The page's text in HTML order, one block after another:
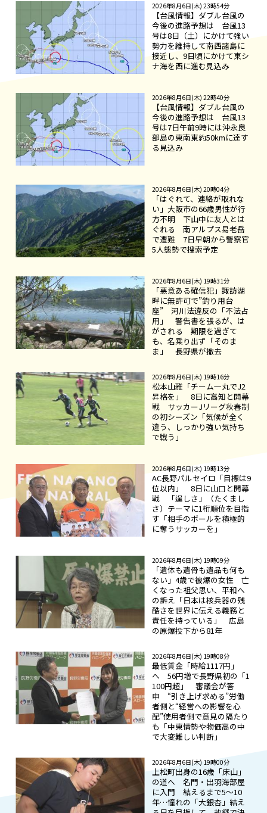
2026年8月6日(木) 23時54分
【台風情報】ダブル台風の
今後の進路予想は 台風13
号は8日（土）にかけて強い
勢力を維持して南西諸島に
接近し、9日頃にかけて東シ
ナ海を西に進む見込み
2026年8月6日(木) 22時40分
【台風情報】ダブル台風の
今後の進路予想は 台風13
号は7日午前9時には沖永良
部島の東南東約50kmに達す
る見込み
2026年8月6日(木) 20時04分
「はぐれて、連絡が取れな
い」大阪市の66歳男性が行
方不明 下山中に友人とは
ぐれる 南アルプス易老岳
で遭難 7日早朝から警察官
5人態勢で捜索予定
2026年8月6日(木) 19時31分
「悪意ある確信犯」諏訪湖
畔に無許可で”釣り用台
座” 河川法違反の「不法占
用」 警告書を張るが、は
がされる 期限を過ぎて
も、名乗り出ず「そのま
ま」 長野県が撤去
2026年8月6日(木) 19時16分
松本山雅「チーム一丸でJ2
昇格を」 8日に高知と開幕
戦 サッカーJリーグ秋春制
の初シーズン「気候が全く
違う、しっかり強い気持ち
で戦う」
2026年8月6日(木) 19時13分
AC長野パルセイロ「目標は9
位以内」 8日に山口と開幕
戦 「逞しさ」（たくまし
さ）テーマに1桁順位を目指
す「相手のボールを積極的
に奪うサッカーを」
2026年8月6日(木) 19時09分
「遺体も遺骨も遺品も何も
ない」4歳で被爆の女性 亡
くなった祖父思い、平和へ
の訴え「日本は核兵器の残
酷さを世界に伝える義務と
責任を持っている」 広島
の原爆投下から81年
2026年8月6日(木) 19時08分
最低賃金「時給1117円」
へ 56円増で長野県初の「1
100円超」 審議会が答
申 “引き上げ求める”労働
者側と“経営への影響を心
配”使用者側で意見の隔たり
も「中東情勢や物価高の中
で大変難しい判断」
2026年8月6日(木) 19時00分
上松町出身の16歳「床山」
の道へ 名門・出羽海部屋
に入門 結えるまで5～10
年…憧れの「大銀杏」結え